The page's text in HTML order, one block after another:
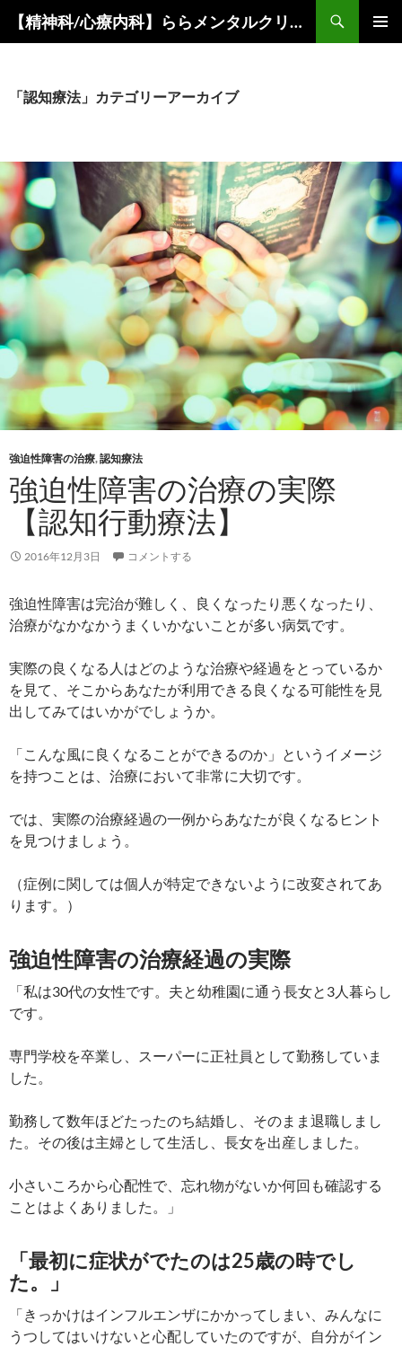
キ
ッ
プ
【精神科/心療内科】ららメンタルクリニック
「認知療法」カテゴリーアーカイブ
強迫性障害の治療,認知療法
強迫性障害の治療の実際
【認知行動療法】
2016年12月3日 コメントする
強迫性障害は完治が難しく、良くなったり悪くなったり、
治療がなかなかうまくいかないことが多い病気です。
実際の良くなる人はどのような治療や経過をとっているか
を見て、そこからあなたが利用できる良くなる可能性を見
出してみてはいかがでしょうか。
「こんな風に良くなることができるのか」というイメージ
を持つことは、治療において非常に大切です。
では、実際の治療経過の一例からあなたが良くなるヒント
を見つけましょう。
（症例に関しては個人が特定できないように改変されてあ
ります。）
強迫性障害の治療経過の実際
「私は30代の女性です。夫と幼稚園に通う長女と3人暮らし
です。
専門学校を卒業し、スーパーに正社員として勤務していま
した。
勤務して数年ほどたったのち結婚し、そのまま退職しまし
た。その後は主婦として生活し、長女を出産しました。
小さいころから心配性で、忘れ物がないか何回も確認する
ことはよくありました。」
「最初に症状がでたのは25歳の時でし
た。」
「きっかけはインフルエンザにかかってしまい、みんなに
うつしてはいけないと心配していたのですが、自分がイン